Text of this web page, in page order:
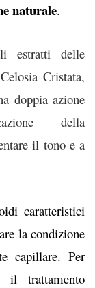
naturale.
estratti delle
Cristata,
doppia azione
della
il tono e a
caratteristici
la condizione
capillare. Per
il trattamento